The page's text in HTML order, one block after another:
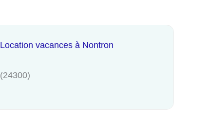
Location vacances à Nontron
(24300)